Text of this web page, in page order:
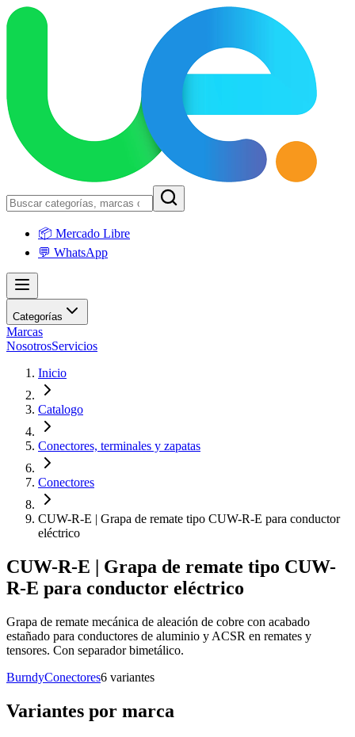
📦 Mercado Libre
💬 WhatsApp
Categorías
Marcas
NosotrosServicios
Inicio
Catalogo
Conectores, terminales y zapatas
Conectores
CUW-R-E | Grapa de remate tipo CUW-R-E para conductor
eléctrico
CUW-R-E | Grapa de remate tipo CUW-
R-E para conductor eléctrico
Grapa de remate mecánica de aleación de cobre con acabado
estañado para conductores de aluminio y ACSR en remates y
tensores. Con separador bimetálico.
BurndyConectores6 variantes
Variantes por marca